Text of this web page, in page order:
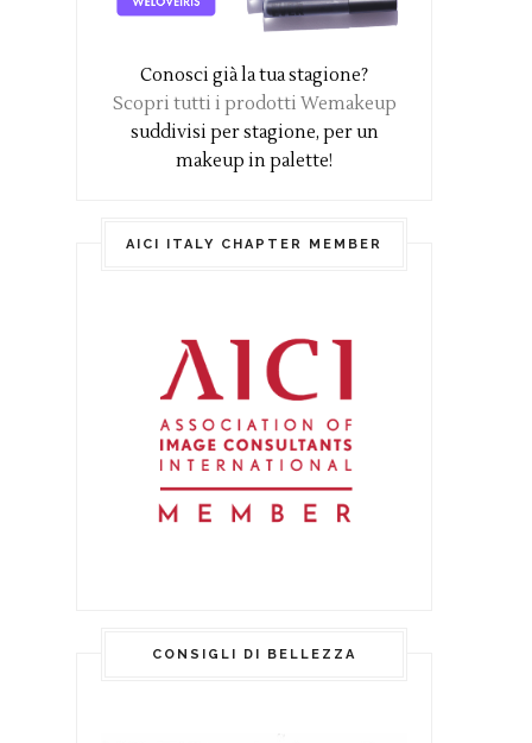
Conosci già la tua stagione?
Scopri tutti i prodotti Wemakeup
suddivisi per stagione, per un
makeup in palette!
AICI ITALY CHAPTER MEMBER
CONSIGLI DI BELLEZZA